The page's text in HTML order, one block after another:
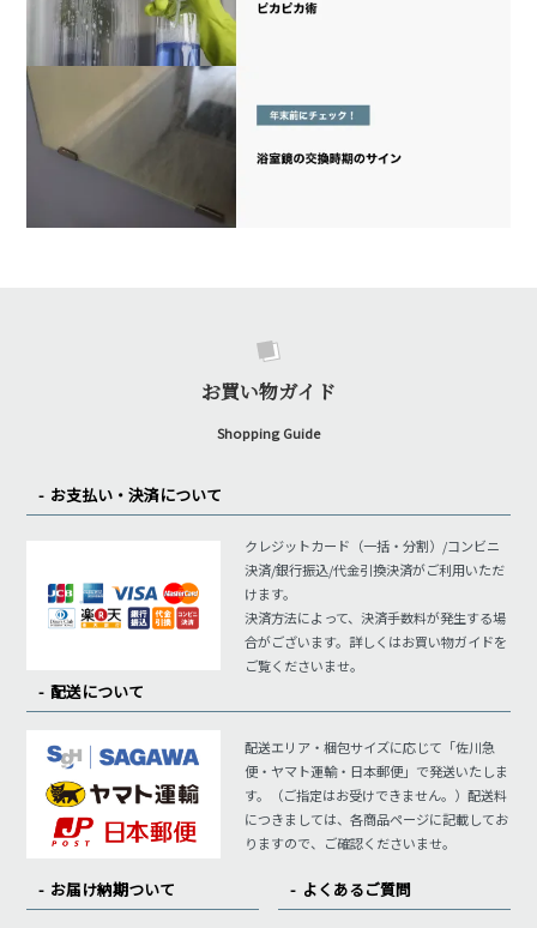
お買い物ガイド
Shopping Guide
お支払い・決済について
クレジットカード（一括・分割）/コンビニ
決済/銀行振込/代金引換決済がご利用いただ
けます。
決済方法によって、決済手数料が発生する場
合がございます。詳しくはお買い物ガイドを
ご覧くださいませ。
配送について
配送エリア・梱包サイズに応じて「佐川急
便・ヤマト運輸・日本郵便」で発送いたしま
す。（ご指定はお受けできません。）配送料
につきましては、各商品ページに記載してお
りますので、ご確認くださいませ。
お届け納期ついて よくあるご質問